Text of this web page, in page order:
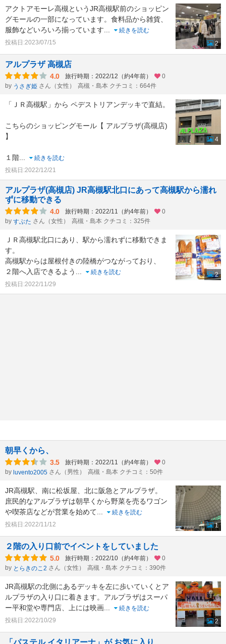
アクトアモーレ高槻というJR高槻駅前のショッピン
グモールの一部になっています。食料品から雑貨、
服飾などいろいろ揃っています...
続きを読む
投稿日:2023/07/15
2
アルプラザ 高槻店
4.0 旅行時期：2022/12（約4年前）
0
by うさぎ姫 さん（女性） 高槻・島本 クチコミ：664件
「ＪＲ高槻駅」から ペデストリアンデッキで直結。
こちらのショッピングモール【 アルプラザ(高槻店)
】
１階...
続きを読む
投稿日:2022/12/21
4
アルプラザ(高槻店) JR高槻駅北口にあって高槻駅から濡れ
ずに移動できる
4.0 旅行時期：2022/11（約4年前）
0
by すぶた さん（女性） 高槻・島本 クチコミ：325件
ＪＲ高槻駅北口にあり、駅から濡れずに移動できま
す。
高槻駅からは屋根付きの陸橋がつながっており、
２階へ入店できるよう ...
続きを読む
投稿日:2022/11/29
2
朝早くから、
3.5 旅行時期：2022/11（約4年前）
0
by luvento2005 さん（男性） 高槻・島本 クチコミ：50件
JR高槻駅、南に松坂屋、北に阪急とアルプラザ。
庶民的なアルプラザは朝早くから野菜を売るワゴン
や喫茶店などが営業を始めて...
続きを読む
投稿日:2022/11/12
1
２階の入り口前でイベントをしていました
5.0 旅行時期：2022/10（約4年前）
0
by とらきのこ2 さん（女性） 高槻・島本 クチコミ：390件
JR高槻駅の北側にあるデッキを左に歩いていくとア
ルプラザの入り口に着きます。アルプラザはスーパ
ー平和堂や専門店、上には映画...
続きを読む
投稿日:2022/10/29
2